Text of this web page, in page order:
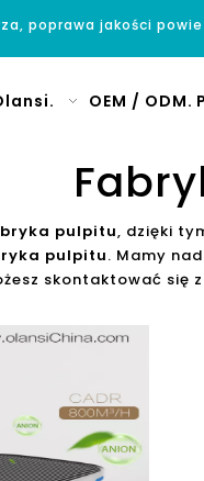
poprawa jakości
OEM / ODM.
pulpitu, dzięki
pulpitu. Mamy
skontaktować